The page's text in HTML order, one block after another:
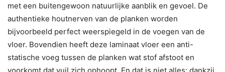
met een buitengewoon natuurlijke aanblik en gevoel. De
authentieke houtnerven van de planken worden
bijvoorbeeld perfect weerspiegeld in de voegen van de
vloer. Bovendien heeft deze laminaat vloer een anti-
statische voeg tussen de planken wat stof afstoot en